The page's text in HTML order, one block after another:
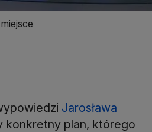
Jarosława
konkretny plan, którego